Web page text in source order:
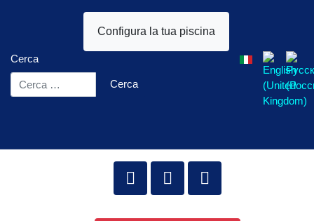
Configura la tua piscina
Cerca
Cerca
Seleziona la tua